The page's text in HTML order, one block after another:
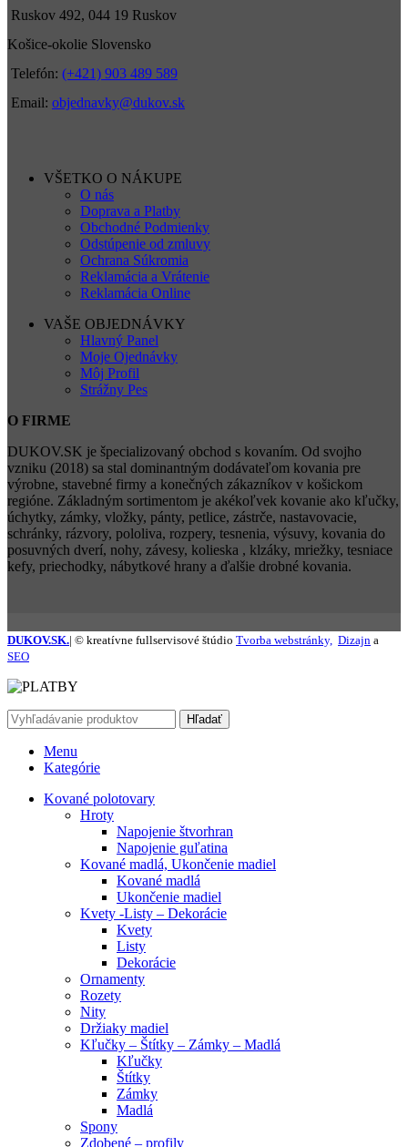
Ruskov 492, 044 19 Ruskov
Košice-okolie Slovensko
Telefón: (+421) 903 489 589
Email: objednavky@dukov.sk
VŠETKO O NÁKUPE
O nás
Doprava a Platby
Obchodné Podmienky
Odstúpenie od zmluvy
Ochrana Súkromia
Reklamácia a Vrátenie
Reklamácia Online
VAŠE OBJEDNÁVKY
Hlavný Panel
Moje Ojednávky
Môj Profil
Strážny Pes
O FIRME
DUKOV.SK je špecializovaný obchod s kovaním. Od svojho
vzniku (2018) sa stal dominantným dodávateľom kovania pre
výrobne, stavebné firmy a konečných zákazníkov v košickom
regióne. Základným sortimentom je akékoľvek kovanie ako kľučky,
úchytky, zámky, vložky, pánty, petlice, zástrče, nastavovacie,
schránky, rázvory, pololiva, rozpery, tesnenia, výsuvy, kovania do
posuvných dverí, nohy, závesy, kolieska , klzáky, mriežky, tesniace
kefy, priechodky, nábytkové hrany a ďalšie drobné kovania.
DUKOV.SK.| © kreatívne fullservisové štúdio Tvorba webstránky, Dizajn a
SEO
Hľadať
Menu
Kategórie
Kované polotovary
Hroty
Napojenie štvorhran
Napojenie guľatina
Kované madlá, Ukončenie madiel
Kované madlá
Ukončenie madiel
Kvety -Listy – Dekorácie
Kvety
Listy
Dekorácie
Ornamenty
Rozety
Nity
Držiaky madiel
Kľučky – Štítky – Zámky – Madlá
Kľučky
Štítky
Zámky
Madlá
Spony
Zdobené – profily